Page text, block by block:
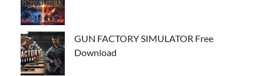
GUN FACTORY SIMULATOR Free
Download